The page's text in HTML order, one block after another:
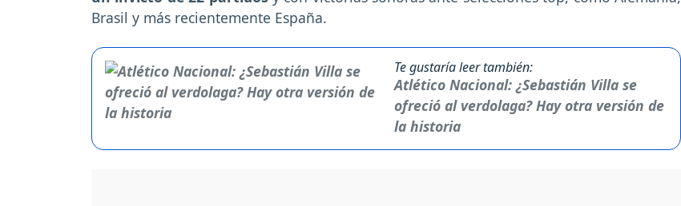
Brasil y más recientemente España.
Te gustaría leer también:
Atlético Nacional: ¿Sebastián Villa se
ofreció al verdolaga? Hay otra versión de
la historia